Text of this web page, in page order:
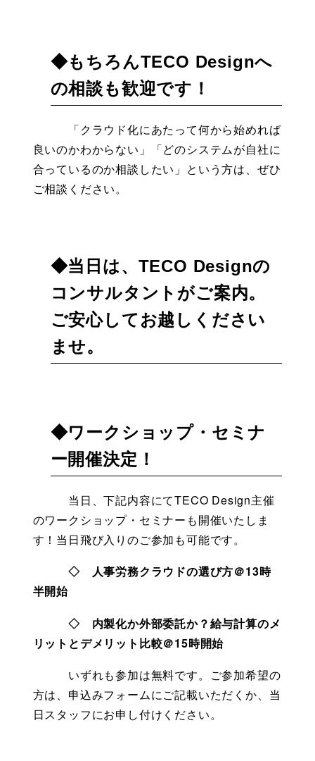
◆もちろんTECO Designへ
の相談も歓迎です！
「クラウド化にあたって何から始めれば
良いのかわからない」「どのシステムが自社に
合っているのか相談したい」という方は、ぜひ
ご相談ください。
◆当日は、TECO Designの
コンサルタントがご案内。
ご安心してお越しください
ませ。
◆ワークショップ・セミナ
ー開催決定！
当日、下記内容にてTECO Design主催
のワークショップ・セミナーも開催いたしま
す！当日飛び入りのご参加も可能です。
◇　人事労務クラウドの選び方＠13時
半開始
◇　内製化か外部委託か？給与計算のメ
リットとデメリット比較＠15時開始
いずれも参加は無料です。ご参加希望の
方は、申込みフォームにご記載いただくか、当
日スタッフにお申し付けください。